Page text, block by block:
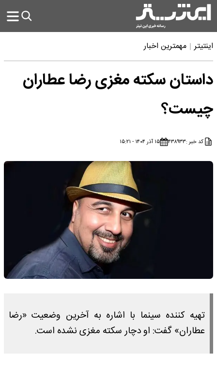
اینتیتر مهمترین اخبار
داستان سکته مغزی رضا عطاران
چیست؟
کد خبر :۴۳۸۹۳۳ ۱۵ آذر ۱۴۰۴ - ۱۵:۲۱
تهیه کننده سینما با اشاره به آخرین وضعیت «رضا
عطاران» گفت: او دچار سکته مغزی نشده است.